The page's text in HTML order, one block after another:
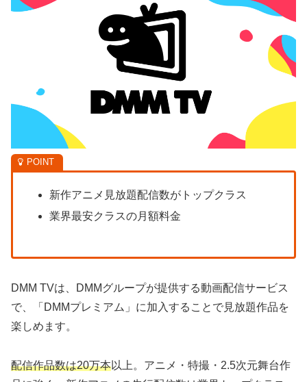
新作アニメ見放題配信数がトップクラス
業界最安クラスの月額料金
DMM TVは、DMMグループが提供する動画配信サービス
で、「DMMプレミアム」に加入することで見放題作品を
楽しめます。
配信作品数は20万本以上。アニメ・特撮・2.5次元舞台作